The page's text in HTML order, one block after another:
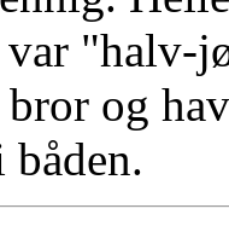
"halv-
og